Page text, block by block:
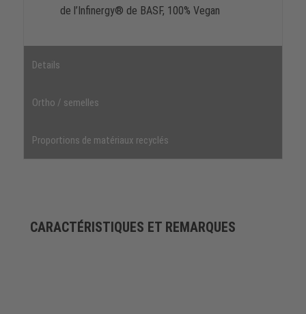
de l’Infinergy® de BASF, 100% Vegan
Details
Ortho / semelles
Proportions de matériaux recyclés
CARACTÉRISTIQUES ET REMARQUES